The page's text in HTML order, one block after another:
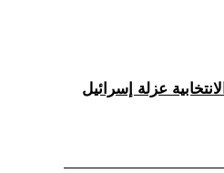
عزلة إسرائيل